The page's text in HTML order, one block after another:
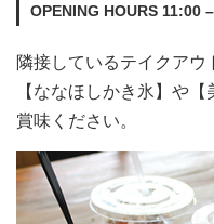
OPENING HOURS 11:00
隣接しているテイクアウ
【ななほしかき氷】や
賞味ください。